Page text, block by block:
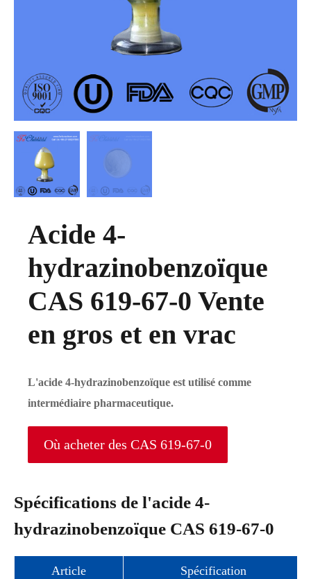
Acide 4-
hydrazinobenzoïque
CAS 619-67-0 Vente
en gros et en vrac
L'acide 4-hydrazinobenzoïque est utilisé comme
intermédiaire pharmaceutique.
Où acheter des CAS 619-67-0
Spécifications de l'acide 4-
hydrazinobenzoïque CAS 619-67-0
Article Spécification